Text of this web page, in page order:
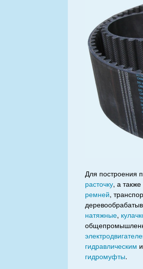
Для построения
расточку, а также
ремней,
натяжные,
гидравлическим
гидромуфты.